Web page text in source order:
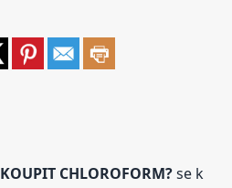
CHLOROFORM?se k